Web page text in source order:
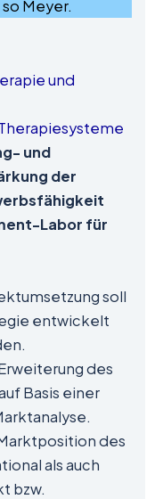
Meyer.
und
und
der
Labor für
soll
entwickelt
des
Basis einer
des
als auch
bzw.